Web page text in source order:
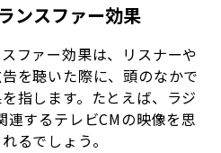
ンスファー効果
ファー効果は、リスナーや
を聴いた際に、頭のなかで
指します。たとえば、ラジ
連するテレビCMの映像を思
るでしょう。